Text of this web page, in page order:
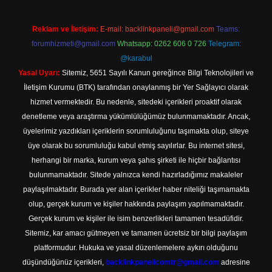
Reklam ve İletişim: E-mail: backlinkpaneli@gmail.com Teams:
forumhizmeti@gmail.com Whatsapp: 0262 606 0 726 Telegram:
@karabul
Yasal Uyarı: Sitemiz, 5651 Sayılı Kanun gereğince Bilgi Teknolojileri ve
İletişim Kurumu (BTK) tarafından onaylanmış bir Yer Sağlayıcı olarak
hizmet vermektedir. Bu nedenle, sitedeki içerikleri proaktif olarak
denetleme veya araştırma yükümlülüğümüz bulunmamaktadır. Ancak,
üyelerimiz yazdıkları içeriklerin sorumluluğunu taşımakta olup, siteye
üye olarak bu sorumluluğu kabul etmiş sayılırlar. Bu internet sitesi,
herhangi bir marka, kurum veya şahıs şirketi ile hiçbir bağlantısı
bulunmamaktadır. Sitede yalnızca kendi hazırladığımız makaleler
paylaşılmaktadır. Burada yer alan içerikler haber niteliği taşımamakta
olup, gerçek kurum ve kişiler hakkında paylaşım yapılmamaktadır.
Gerçek kurum ve kişiler ile isim benzerlikleri tamamen tesadüfidir.
Sitemiz, kar amacı gütmeyen ve tamamen ücretsiz bir bilgi paylaşım
platformudur. Hukuka ve yasal düzenlemelere aykırı olduğunu
düşündüğünüz içerikleri, backlinkpanelicomtr@gmail.com adresine